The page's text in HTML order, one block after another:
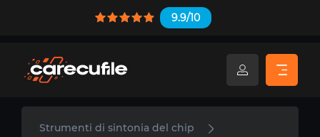
9.9/10
Strumenti di sintonia del chip